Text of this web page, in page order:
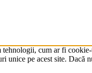
cum ar fi
unice pe acest site.